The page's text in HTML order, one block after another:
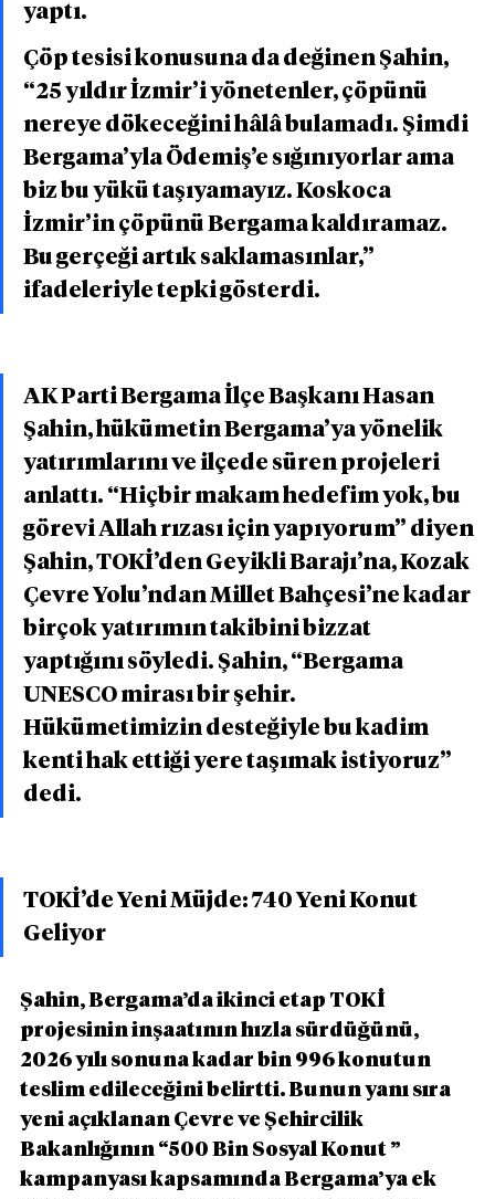
yaptı.
Çöp tesisi konusuna da değinen Şahin,
“25 yıldır İzmir’i yönetenler, çöpünü
nereye dökeceğini hâlâ bulamadı. Şimdi
Bergama’yla Ödemiş’e sığınıyorlar ama
biz bu yükü taşıyamayız. Koskoca
İzmir’in çöpünü Bergama kaldıramaz.
Bu gerçeği artık saklamasınlar,”
ifadeleriyle tepki gösterdi.
AK Parti Bergama İlçe Başkanı Hasan
Şahin, hükümetin Bergama’ya yönelik
yatırımlarını ve ilçede süren projeleri
anlattı. “Hiçbir makam hedefim yok, bu
görevi Allah rızası için yapıyorum” diyen
Şahin, TOKİ’den Geyikli Barajı’na, Kozak
Çevre Yolu’ndan Millet Bahçesi’ne kadar
birçok yatırımın takibini bizzat
yaptığını söyledi. Şahin, “Bergama
UNESCO mirası bir şehir.
Hükümetimizin desteğiyle bu kadim
kenti hak ettiği yere taşımak istiyoruz”
dedi.
TOKİ’de Yeni Müjde: 740 Yeni Konut
Geliyor
Şahin, Bergama’da ikinci etap TOKİ
projesinin inşaatının hızla sürdüğünü,
2026 yılı sonuna kadar bin 996 konutun
teslim edileceğini belirtti. Bunun yanı sıra
yeni açıklanan Çevre ve Şehircilik
Bakanlığının “500 Bin Sosyal Konut ”
kampanyası kapsamında Bergama’ya ek